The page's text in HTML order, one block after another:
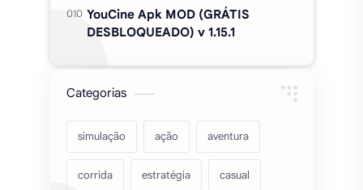
YouCine Apk MOD (GRÁTIS
DESBLOQUEADO) v 1.15.1
Categorias
simulação ação aventura
corrida estratégia casual